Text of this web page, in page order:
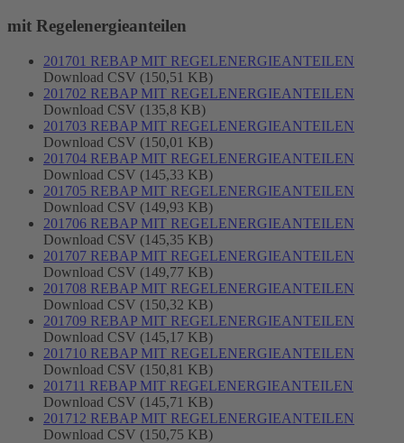
mit Regelenergieanteilen
201701 REBAP MIT REGELENERGIEANTEILEN
Download CSV (150,51 KB)
201702 REBAP MIT REGELENERGIEANTEILEN
Download CSV (135,8 KB)
201703 REBAP MIT REGELENERGIEANTEILEN
Download CSV (150,01 KB)
201704 REBAP MIT REGELENERGIEANTEILEN
Download CSV (145,33 KB)
201705 REBAP MIT REGELENERGIEANTEILEN
Download CSV (149,93 KB)
201706 REBAP MIT REGELENERGIEANTEILEN
Download CSV (145,35 KB)
201707 REBAP MIT REGELENERGIEANTEILEN
Download CSV (149,77 KB)
201708 REBAP MIT REGELENERGIEANTEILEN
Download CSV (150,32 KB)
201709 REBAP MIT REGELENERGIEANTEILEN
Download CSV (145,17 KB)
201710 REBAP MIT REGELENERGIEANTEILEN
Download CSV (150,81 KB)
201711 REBAP MIT REGELENERGIEANTEILEN
Download CSV (145,71 KB)
201712 REBAP MIT REGELENERGIEANTEILEN
Download CSV (150,75 KB)